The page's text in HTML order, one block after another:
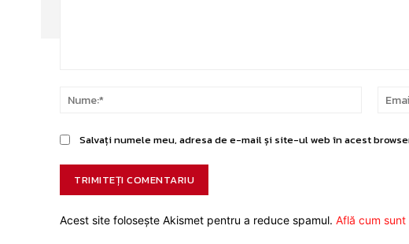
Nume:*
Salvați numele meu, adresa de e-mail și site-ul web în acest
Acest site folosește Akismet pentru a reduce spamul. Află cum